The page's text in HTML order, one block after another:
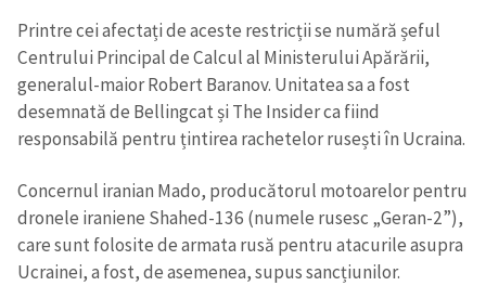
Printre cei afectați de aceste restricții se numără șeful
Centrului Principal de Calcul al Ministerului Apărării,
generalul-maior Robert Baranov. Unitatea sa a fost
desemnată de Bellingcat și The Insider ca fiind
responsabilă pentru țintirea rachetelor rusești în Ucraina.
Concernul iranian Mado, producătorul motoarelor pentru
dronele iraniene Shahed-136 (numele rusesc „Geran-2”),
care sunt folosite de armata rusă pentru atacurile asupra
Ucrainei, a fost, de asemenea, supus sancțiunilor.